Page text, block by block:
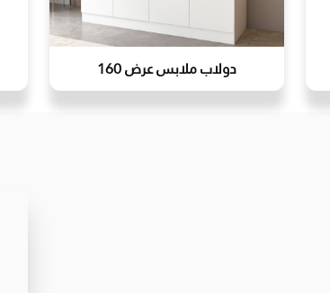
دولاب ملابس عرض 160